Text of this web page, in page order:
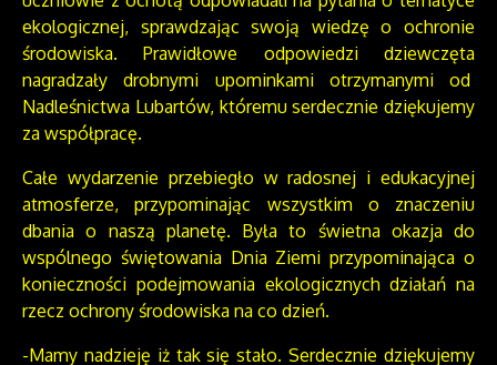
ekologicznej, sprawdzając swoją wiedzę o ochronie
środowiska. Prawidłowe odpowiedzi dziewczęta
nagradzały drobnymi upominkami otrzymanymi od
Nadleśnictwa Lubartów, któremu serdecznie dziękujemy
za współpracę.
Całe wydarzenie przebiegło w radosnej i edukacyjnej
atmosferze, przypominając wszystkim o znaczeniu
dbania o naszą planetę. Była to świetna okazja do
wspólnego świętowania Dnia Ziemi przypominająca o
konieczności podejmowania ekologicznych działań na
rzecz ochrony środowiska na co dzień.
-Mamy nadzieję iż tak się stało. Serdecznie dziękujemy